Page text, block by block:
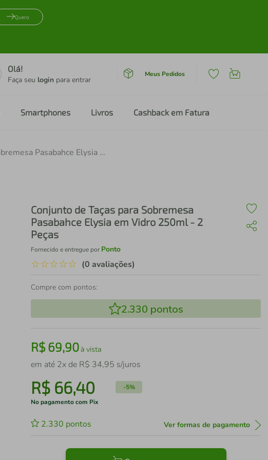
Quero
Olá!
Faça seu login para entrar
Meus Pedidos
Smartphones Livros Cashback em Fatura
Conjunto de Taças para Sobremesa Pasabahce Elysia em Vidro 250ml - 2 Peças
Conjunto de Taças para Sobremesa
Pasabahce Elysia em Vidro 250ml - 2
Peças
Fornecido e entregue por Ponto
☆☆☆☆☆ (0 avaliações)
Compre com pontos:
2.330 pontos
R$69,90à vista
em até 2x de R$ 34,95 s/juros
R$ 66,40 -5%
No pagamento com Pix
2.330 pontos Ver formas de pagamento